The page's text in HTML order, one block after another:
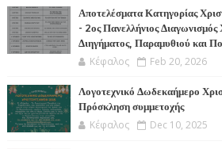
Αποτελέσματα Κατηγορίας
- 2ος Πανελλήνιος Διαγωνισμός
Διηγήματος, Παραμυθιού και
Κέφαλος Feb 20, 2026
Λογοτεχνικό Δωδεκαήμερο
Πρόσκληση συμμετοχής
Κέφαλος Dec 10, 2025